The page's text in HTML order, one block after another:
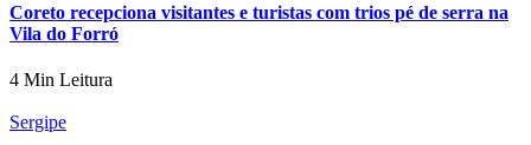
Coreto recepciona visitantes e turistas com trios pé de serra na
Vila do Forró
4 Min Leitura
Sergipe